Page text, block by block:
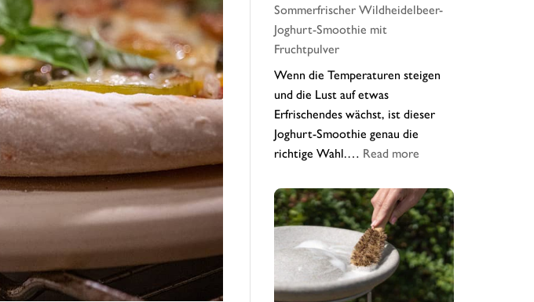
Sommerfrischer Wildheidelbeer-
Joghurt-Smoothie mit
Fruchtpulver
Wenn die Temperaturen steigen
und die Lust auf etwas
Erfrischendes wächst, ist dieser
Joghurt-Smoothie genau die
richtige Wahl.… Read more:
Wildheidelbeer-
Joghurt-
Smoothie
mit
Fruchtpulver